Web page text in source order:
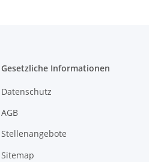
Gesetzliche Informationen
Datenschutz
AGB
Stellenangebote
Sitemap